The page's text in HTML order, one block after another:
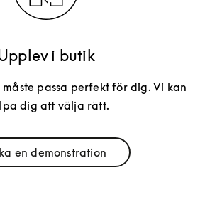
i butik
passa perfekt för dig. Vi kan
dig att välja rätt.
en demonstration
Link Opens in New Tab